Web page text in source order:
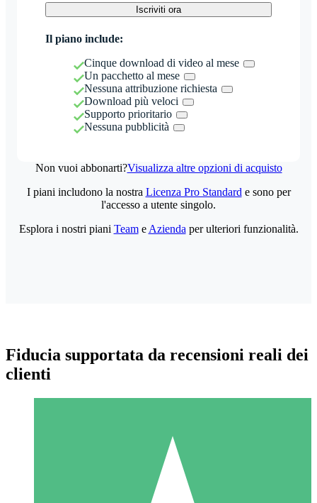
Iscriviti ora
Il piano include:
Cinque download di video al mese
Un pacchetto al mese
Nessuna attribuzione richiesta
Download più veloci
Supporto prioritario
Nessuna pubblicità
Non vuoi abbonarti?Visualizza altre opzioni di acquisto
Pacchetti di Crediti Individuali
I piani includono la nostra Licenza Pro Standard e sono per
l'accesso a utente singolo.
Esplora i nostri piani Teame Azienda per ulteriori funzionalità.
Fiducia supportata da recensioni reali dei
clienti